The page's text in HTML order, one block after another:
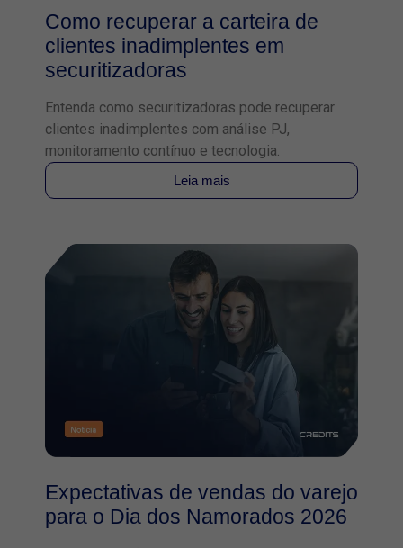
Como recuperar a carteira de
clientes inadimplentes em
securitizadoras
Entenda como securitizadoras pode recuperar
clientes inadimplentes com análise PJ,
monitoramento contínuo e tecnologia.
Leia mais
Expectativas de vendas do varejo
para o Dia dos Namorados 2026